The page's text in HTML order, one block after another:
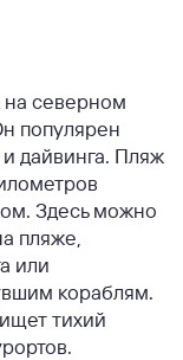
на северном
популярен
дайвинга. Пляж
Здесь можно
пляже,
или
кораблям.
тихий